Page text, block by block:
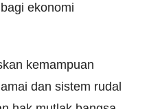
ekonomi
kemampuan
dan sistem rudal